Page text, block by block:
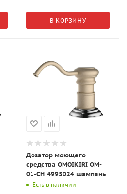
В КОРЗИНУ
Дозатор моющего
средства OMOIKIRI OM-
01-CH 4995024 шампань
Есть в наличии